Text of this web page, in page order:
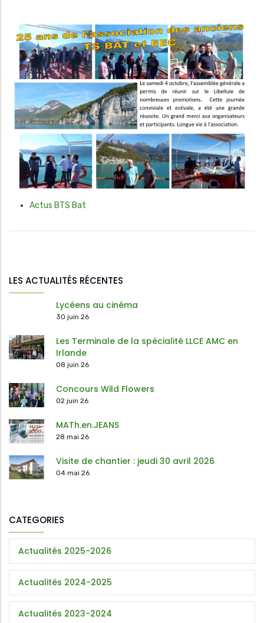
Actus BTS Bat
LES ACTUALITÉS RÉCENTES
Lycéens au cinéma
30 juin 26
Les Terminale de la spécialité LLCE AMC en
Irlande
08 juin 26
Concours Wild Flowers
02 juin 26
MATh.en.JEANS
28 mai 26
Visite de chantier : jeudi 30 avril 2026
04 mai 26
CATEGORIES
Actualités 2025-2026
Actualités 2024-2025
Actualités 2023-2024